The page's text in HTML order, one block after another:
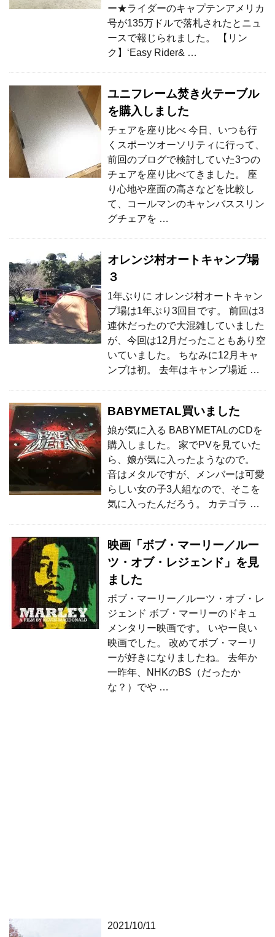
ー★ライダーのキャプテンアメリカ
号が135万ドルで落札されたとニュ
ースで報じられました。 【リン
ク】‘Easy Rider& …
ユニフレーム焚き火テーブル
を購入しました
チェアを座り比べ 今日、いつも行
くスポーツオーソリティに行って、
前回のブログで検討していた3つの
チェアを座り比べてきました。 座
り心地や座面の高さなどを比較し
て、コールマンのキャンバススリン
グチェアを …
オレンジ村オートキャンプ場
３
1年ぶりに オレンジ村オートキャン
プ場は1年ぶり3回目です。 前回は3
連休だったので大混雑していました
が、今回は12月だったこともあり空
いていました。 ちなみに12月キャ
ンプは初。 去年はキャンプ場近 …
BABYMETAL買いました
娘が気に入る BABYMETALのCDを
購入しました。 家でPVを見ていた
ら、娘が気に入ったようなので。
音はメタルですが、メンバーは可愛
らしい女の子3人組なので、そこを
気に入ったんだろう。 カテゴラ …
映画「ボブ・マーリー／ルー
ツ・オブ・レジェンド」を見
ました
ボブ・マーリー／ルーツ・オブ・レ
ジェンド ボブ・マーリーのドキュ
メンタリー映画です。 いやー良い
映画でした。 改めてボブ・マーリ
ーが好きになりましたね。 去年か
一昨年、NHKのBS（だったか
な？）でや …
2021/10/11